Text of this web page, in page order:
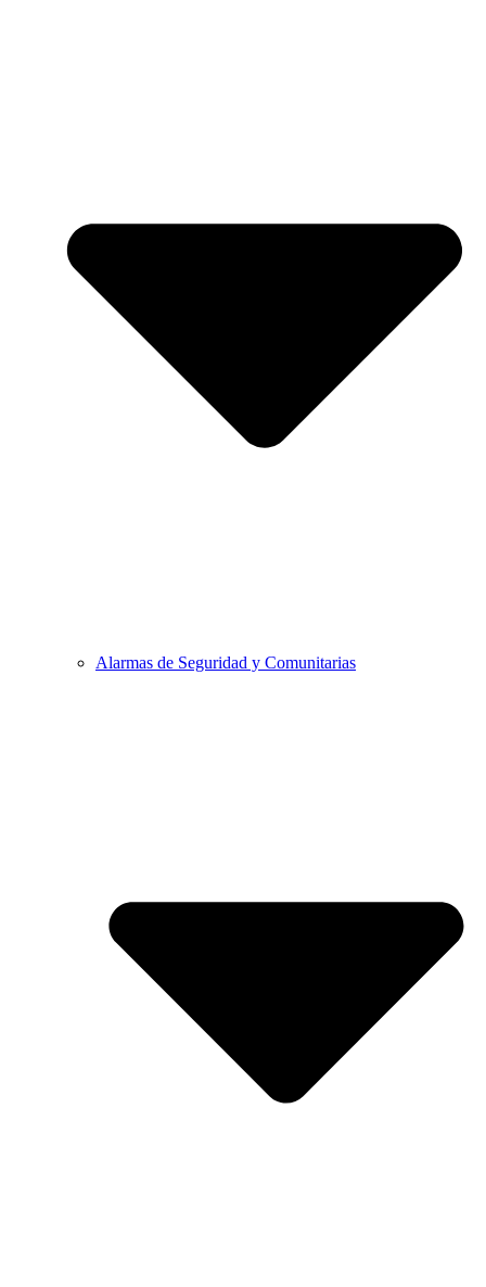
Alarmas de Seguridad y Comunitarias